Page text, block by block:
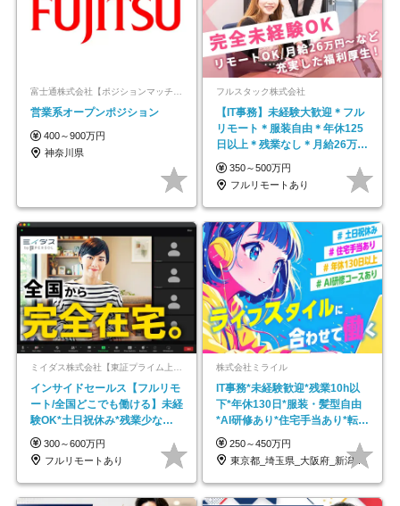
富士通株式会社【ポジションマッチ登録】
営業系オープンポジション
400～900万円
神奈川県
フルスタック株式会社
【IT事務】未経験大歓迎＊フル
リモート＊服装自由＊年休125
日以上＊残業なし＊月給26万円
以上
350～500万円
フルリモートあり
インサイドセールス【フルリモ
ート/全国どこでも働ける】未経
験OK*土日祝休み*残業少なめ*
在宅勤務手当あり
300～600万円
フルリモートあり
株式会社ミライル
IT事務*未経験歓迎*残業10h以
下*年休130日*服装・髪型自由
*AI研修あり*住宅手当あり*転勤
なし
250～450万円
東京都_埼玉県_大阪府_新潟県_福岡県